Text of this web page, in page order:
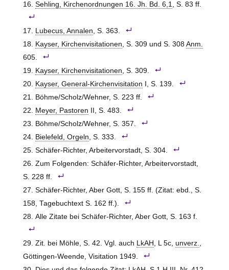
Sehling, Kirchenordnungen 16. Jh. Bd. 6,1, S. 83 ff.
Lubecus, Annalen, S. 363.
Kayser, Kirchenvisitationen, S. 309 und S. 308 Anm.
605.
Kayser, Kirchenvisitationen, S. 309.
Kayser, General-Kirchenvisitation I, S. 139.
Böhme/Scholz/Wehner, S. 223 ff.
Meyer, Pastoren II, S. 483.
Böhme/Scholz/Wehner, S. 357.
Bielefeld, Orgeln, S. 333.
Schäfer-Richter, Arbeitervorstadt, S. 304.
Zum Folgenden: Schäfer-Richter, Arbeitervorstadt,
S. 228 ff.
Schäfer-Richter, Aber Gott, S. 155 ff. (Zitat: ebd., S.
158, Tagebuchtext S. 162 ff.).
Alle Zitate bei Schäfer-Richter, Aber Gott, S. 163 f.
Zit. bei Möhle, S. 42. Vgl. auch LkAH , L 5c, unverz.,
Göttingen-Weende, Visitation 1949.